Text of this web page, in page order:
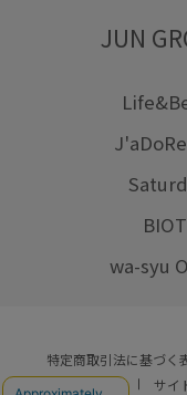
JUN
wa-syu
特定商取引法に基づく
ご利用規約
サイ